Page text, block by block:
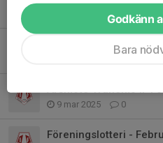
0
Föreningslotteri - Mars
Årsmöte Tranemo IF
9 mar 2025 0
Föreningslotteri -
Godkänn
Bara